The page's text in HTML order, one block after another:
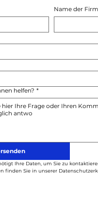
Name der
helfen? *
Ihre Daten, um Sie zu
finden Sie in unserer